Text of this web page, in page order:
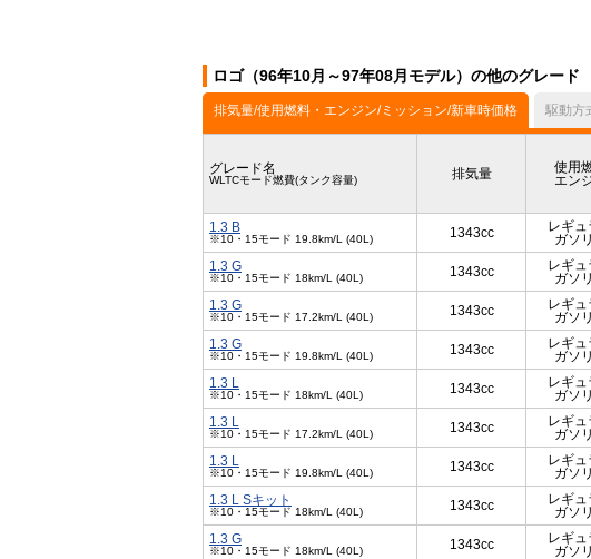
ロゴ（96年10月～97年08月モデル）の他のグレード
排気量/使用燃料・エンジン/ミッション/新車時価格 駆動方
グレード名
WLTCモード燃費(タンク容量) 排気量
使用
エン
1.3 B
※10・15モード 19.8km/L (40L) 1343cc
レギュ
ガソ
1.3 G
※10・15モード 18km/L (40L) 1343cc
レギュ
ガソ
1.3 G
※10・15モード 17.2km/L (40L) 1343cc
レギュ
ガソ
1.3 G
※10・15モード 19.8km/L (40L) 1343cc
レギュ
ガソ
1.3 L
※10・15モード 18km/L (40L) 1343cc
レギュ
ガソ
1.3 L
※10・15モード 17.2km/L (40L) 1343cc
レギュ
ガソ
1.3 L
※10・15モード 19.8km/L (40L) 1343cc
レギュ
ガソ
1.3 L Sキット
※10・15モード 18km/L (40L) 1343cc
レギュ
ガソ
1.3 G
※10・15モード 18km/L (40L) 1343cc
レギュ
ガソ